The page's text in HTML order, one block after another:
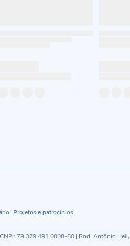
Projetos e patrocínios
79.379.491.0008-50 | Rod. Antônio